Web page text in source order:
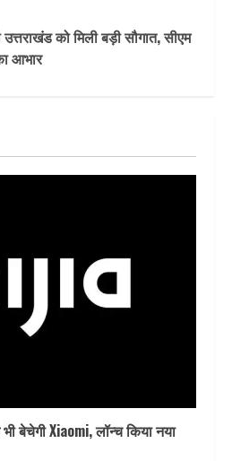
को मिली बड़ी सौगात, सीएम
आभार
बेचेगी Xiaomi, लॉन्च किया नया